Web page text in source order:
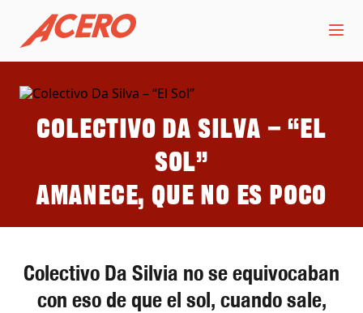
Colectivo Da Silva – “El
Sol”
Amanece, que no es poco
Colectivo Da Silvia no se equivocaban
con eso de que el sol, cuando sale,